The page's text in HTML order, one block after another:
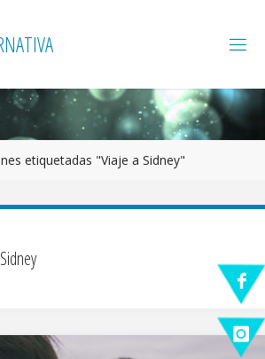
NATIVA
etiquetadas "Viaje a Sidney"